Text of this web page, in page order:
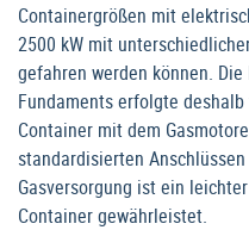
Containergrößen mit
2500 kW mit
gefahren werden können.
Fundaments erfolgte
Container mit dem
standardisierten
Gasversorgung ist ein
Container gewährleistet.